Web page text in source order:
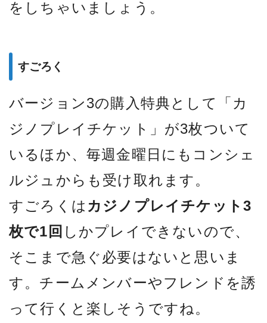
をしちゃいましょう。
すごろく
バージョン3の購入特典として「カ
ジノプレイチケット」が3枚ついて
いるほか、毎週金曜日にもコンシェ
ルジュからも受け取れます。
すごろくは カジノプレイチケット3
枚で1回 しかプレイできないので、
そこまで急ぐ必要はないと思いま
す。チームメンバーやフレンドを誘
って行くと楽しそうですね。